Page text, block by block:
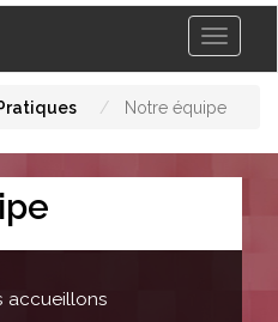
Toggle
Notre équipe
accueillons